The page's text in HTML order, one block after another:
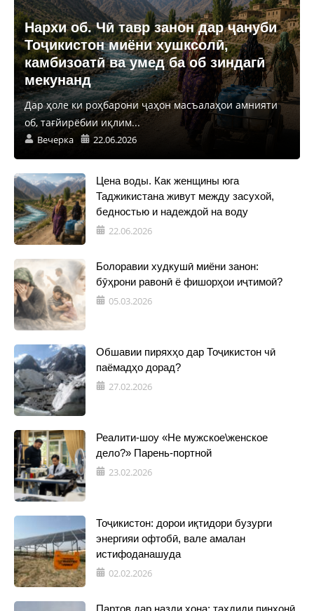
Нархи об. Чӣ тавр занон дар ҷануби
Тоҷикистон миёни хушксолӣ,
камбизоатӣ ва умед ба об зиндагӣ
мекунанд
Дар ҳоле ки роҳбарони ҷаҳон масъалаҳои амнияти
об, тағйирёбии иқлим...
Вечерка 22.06.2026
Цена воды. Как женщины юга
Таджикистана живут между засухой,
бедностью и надеждой на воду
22.06.2026
Болоравии худкушӣ миёни занон:
бӯҳрони равонӣ ё фишорҳои иҷтимоӣ?
05.03.2026
Обшавии пиряхҳо дар Тоҷикистон чӣ
паёмадҳо дорад?
27.02.2026
Реалити-шоу «Не мужское\женское
дело?» Парень-портной
23.02.2026
Тоҷикистон: дорои иқтидори бузурги
энергияи офтобӣ, вале амалан
истифоданашуда
02.02.2026